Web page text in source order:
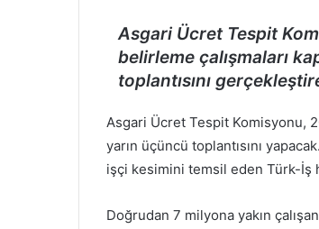
Asgari Ücret Tespit
belirleme çalışmaları
toplantısını
Asgari Ücret Tespit Komisyonu,
yarın üçüncü toplantısını
işçi kesimini temsil eden Türk-İş
Doğrudan 7 milyona yakın